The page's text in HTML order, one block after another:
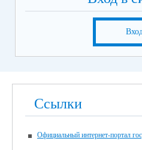
Ссылки
Официальный интернет-портал